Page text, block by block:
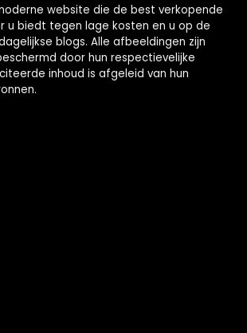
website die de best verkopende
u biedt tegen lage kosten en u op de
blogs. Alle afbeeldingen zijn
door hun respectievelijke
inhoud is afgeleid van hun